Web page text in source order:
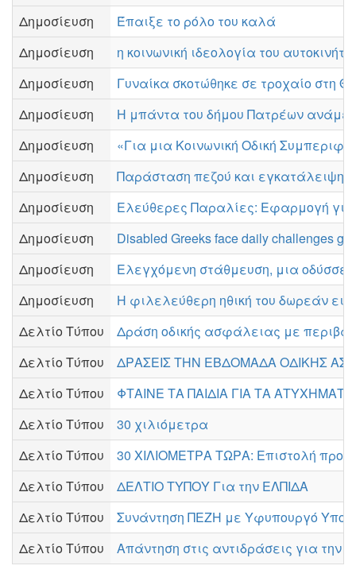
Δημοσίευση
Έπαιξε το ρόλο του καλά
Δημοσίευση
η κοινωνική ιδεολογία του
Δημοσίευση
Γυναίκα σκοτώθηκε σε τροχαίο στη
Δημοσίευση
Η μπάντα του δήμου Πατρέων
Δημοσίευση
«Για μια Κοινωνική Οδική
Δημοσίευση
Παράσταση πεζού και εγκατάλειψη
Δημοσίευση
Ελεύθερες Παραλίες: Εφαρμογή για
Δημοσίευση
Disabled Greeks face daily challenges
Δημοσίευση
Ελεγχόμενη στάθμευση, μια
Δημοσίευση
Η φιλελεύθερη ηθική του δωρεάν
Δελτίο Τύπου
Δράση οδικής ασφάλειας με
Δελτίο Τύπου
ΔΡΑΣΕΙΣ ΤΗΝ ΕΒΔΟΜΑΔΑ ΟΔΙΚΗΣ
Δελτίο Τύπου
ΦΤΑΙΝΕ ΤΑ ΠΑΙΔΙΑ ΓΙΑ ΤΑ ΑΤΥΧΗΜΑΤΑ;
Δελτίο Τύπου
30 χιλιόμετρα
Δελτίο Τύπου
30 ΧΙΛΙΟΜΕΤΡΑ ΤΩΡΑ: Επιστολή προς
Δελτίο Τύπου
ΔΕΛΤΙΟ ΤΥΠΟΥ Για την ΕΛΠΙΔΑ
Δελτίο Τύπου
Συνάντηση ΠΕΖΗ με Υφυπουργό
Δελτίο Τύπου
Απάντηση στις αντιδράσεις για την